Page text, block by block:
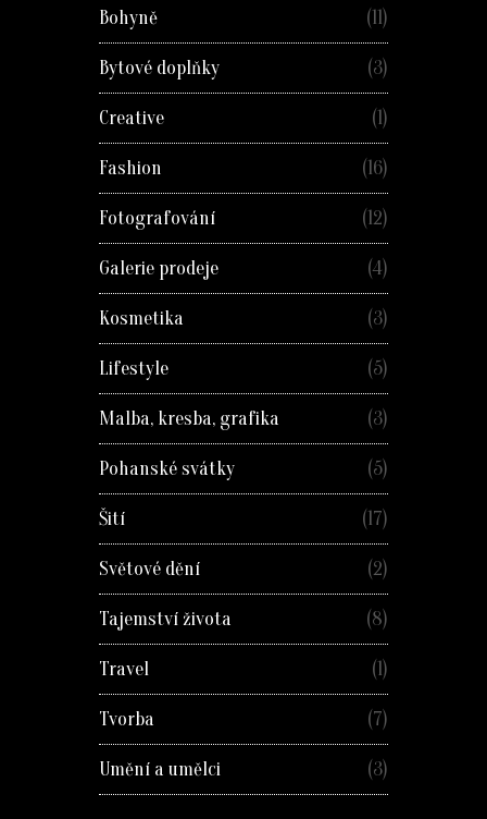
Bohyně (11)
Bytové doplňky (3)
Creative (1)
Fashion (16)
Fotografování (12)
Galerie prodeje (4)
Kosmetika (3)
Lifestyle (5)
Malba, kresba, grafika (3)
Pohanské svátky (5)
Šití (17)
Světové dění (2)
Tajemství života (8)
Travel (1)
Tvorba (7)
Umění a umělci (3)